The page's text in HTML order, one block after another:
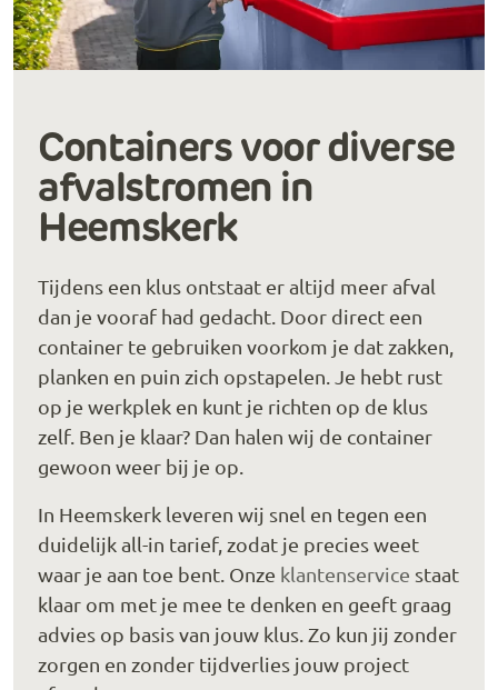
Containers voor diverse
afvalstromen in
Heemskerk
Tijdens een klus ontstaat er altijd meer afval
dan je vooraf had gedacht. Door direct een
container te gebruiken voorkom je dat zakken,
planken en puin zich opstapelen. Je hebt rust
op je werkplek en kunt je richten op de klus
zelf. Ben je klaar? Dan halen wij de container
gewoon weer bij je op.
In Heemskerk leveren wij snel en tegen een
duidelijk all-in tarief, zodat je precies weet
waar je aan toe bent. Onze klantenservice staat
klaar om met je mee te denken en geeft graag
advies op basis van jouw klus. Zo kun jij zonder
zorgen en zonder tijdverlies jouw project